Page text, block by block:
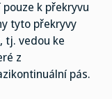
k překryvu
tyto překryvy
tj. vedou ke
z
pás.